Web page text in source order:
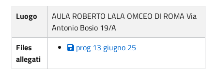
Luogo
AULA ROBERTO LALA OMCEO DI ROMA Via
Antonio Bosio 19/A
Files
allegati
prog 13 giugno 25